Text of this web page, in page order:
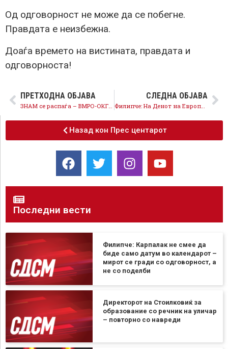
Од одговорност не може да се побегне.
Правдата е неизбежна.
Доаѓа времето на вистината, правдата и
одговорноста!
ПРЕТХОДНА ОБЈАВА
ЗНАМ се распаѓа – ВМРО-ОКГ очајнички ја активира својата платформа за внатрешно рушење на СДСМ
СЛЕДНА ОБЈАВА
Филипче: На Денот на Европа, Мицкоски е персона нон грата
Назад кон Прес центарот
Последни вести
Филипче: Карпалак не смее да
биде само датум во календарот –
мирот се гради со одговорност, а
не со поделби
Директорот на Стоилковиќ за
образование со речник на уличар
– повторно со навреди